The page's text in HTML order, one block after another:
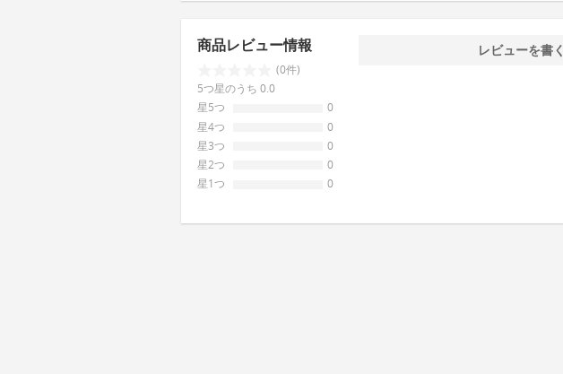
商品レビュー情報
(0件)
5つ星のうち 0.0
星5つ
0
星4つ
0
星3つ
0
星2つ
0
星1つ
0
レビューを書く